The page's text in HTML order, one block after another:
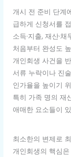
개시 전 준비 단계
급하게 신청서를
소득·지출, 재산·
처음부터 완성도
개인회생 사건을
서류 누락이나 진
인가율을 높이기
특히 가족 명의 재
애매한 요소들이
최소한의 변제로
개인회생의 핵심